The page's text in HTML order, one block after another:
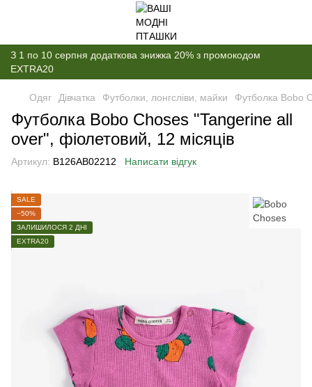
З 1 по 10 серпня додаткова знижка 20% з промокодом
EXTRA20
Одяг Дівчатка Футболки, лонгсліви, майки Футболка Bobo
Футболка Bobo Choses "Tangerine all
over", фіолетовий, 12 місяців
Артикул: B126AB02212 Написати відгук
SALE
−50%
ЗАЛИШИЛОСЯ 2 ДНІ
EXTRA20